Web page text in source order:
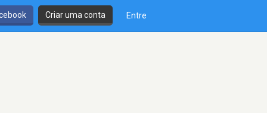
Criar uma conta Entre